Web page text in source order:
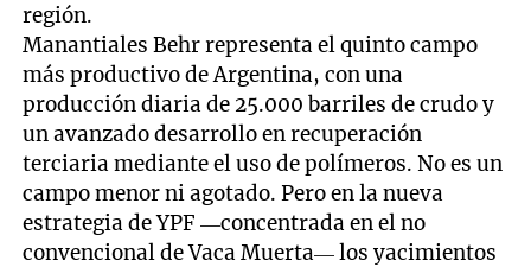
región.
Manantiales Behr representa el quinto campo
más productivo de Argentina, con una
producción diaria de 25.000 barriles de crudo y
un avanzado desarrollo en recuperación
terciaria mediante el uso de polímeros. No es un
campo menor ni agotado. Pero en la nueva
estrategia de YPF —concentrada en el no
convencional de Vaca Muerta— los yacimientos